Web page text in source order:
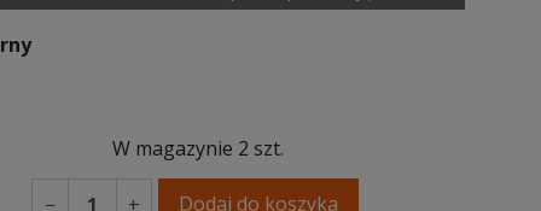
W magazynie 2 szt.
− + Dodaj do koszyka